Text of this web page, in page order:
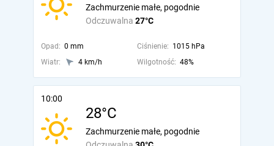
Odczuwalna 27°C
Zachmurzenie małe, pogodnie
Opad: 0 mm Ciśnienie: 1015 hPa
Wiatr:
4 km/h Wilgotność: 48%
10:00
28°C
Zachmurzenie małe, pogodnie